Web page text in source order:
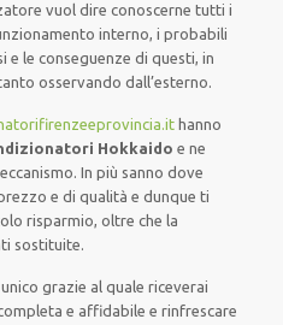
vuol dire conoscerne tutti i
interno, i probabili
e le conseguenze di questi, in
osservando dall’esterno.
hanno
Hokkaido e ne
In più sanno dove
e di qualità e dunque ti
risparmio, oltre che la
sostituite.
grazie al quale riceverai
e affidabile e rinfrescare